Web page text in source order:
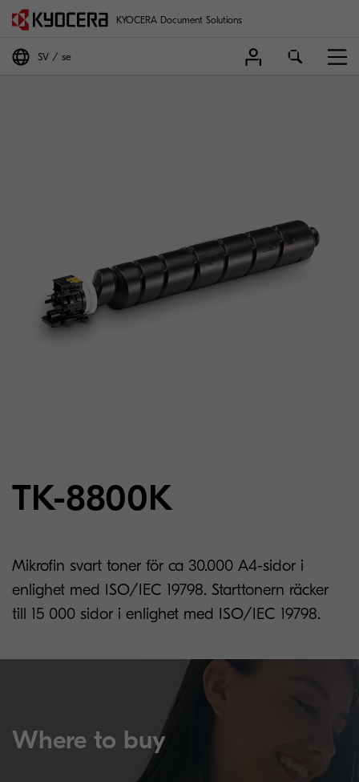
KYOCERA Document Solutions
SV se
TK-8800K
Mikrofin svart toner för ca 30.000 A4-sidor i
enlighet med ISO/IEC 19798. Starttonern räcker
till 15 000 sidor i enlighet med ISO/IEC 19798.
Where to buy